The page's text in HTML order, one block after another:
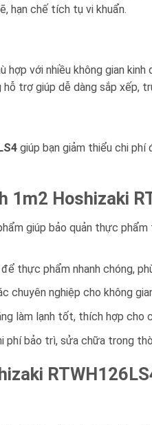
hạn chế tích tụ vi khuẩn.
hợp với nhiều không gian
trợ giúp dễ dàng sắp xếp,
giúp bạn giảm thiểu chi phí
1m2 Hoshizaki
giúp bảo quản thực
thực phẩm nhanh chóng,
chuyên nghiệp cho không
làm lạnh tốt, thích hợp cho
phí bảo trì, sửa chữa trong